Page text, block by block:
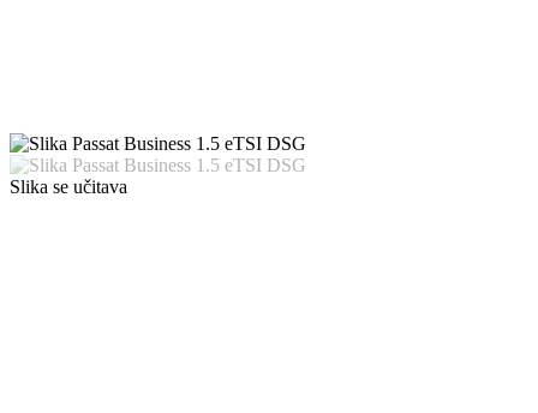
Slika se učitava